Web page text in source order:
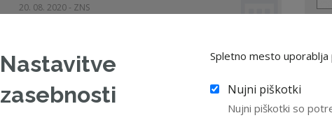
20. 08. 2020 - ZNS
Pravilnik o organizaciji in postopkih za
pridobitev in obnavljanje CERTIFIKATA
Nastavitve
zasebnosti
Spletno mesto uporablja
Nujni piškotki
Nujni piškotki so